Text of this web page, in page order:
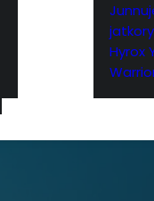
Hyrox